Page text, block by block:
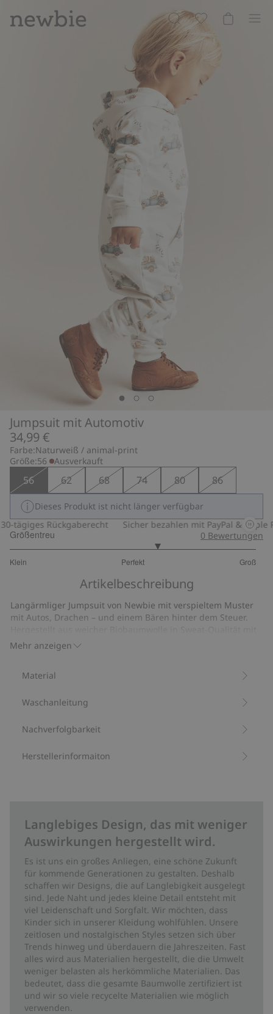
Jumpsuit mit Automotiv
34,99 €
Farbe:Naturweiß / animal-print
Größe:56 Ausverkauft
56 62 68 74 80 86
Dieses Produkt ist nicht länger verfügbar
tägiges Rückgaberecht
Sicher bezahlen mit PayPal & Apple
Größentreu
Klein Perfekt Groß
von
10
Bewertungen
0 Bewertungen
Artikelbeschreibung
Mehr anzeigen
Langärmliger Jumpsuit von Newbie mit verspieltem Muster
mit Autos, Drachen – und einem Bären hinter dem Steuer.
angerauter Innenseite. Mit Druckknöpfen und
Reißverschluss vorne, Kängurutasche und Kapuze mit
sorgen für eine bequeme Passform.
Artikelnummer:529826
Material
Waschanleitung
Nachverfolgbarkeit
Herstellerinformaiton
Langlebiges Design, das mit weniger
Auswirkungen hergestellt wird.
Es ist uns ein großes Anliegen, eine schöne Zukunft
für kommende Generationen zu gestalten. Deshalb
schaffen wir Designs, die auf Langlebigkeit ausgelegt
sind. Jede Naht und jedes kleine Detail entsteht mit
viel Leidenschaft und Sorgfalt. Wir möchten, dass
Kinder sich in unserer Kleidung wohlfühlen. Unsere
zeitlosen und nostalgischen Styles setzen sich über
Trends hinweg und überdauern die Jahreszeiten. Fast
alles wird aus Materialien hergestellt, die die Umwelt
weniger belasten als herkömmliche Materialien. Das
bedeutet, dass die gesamte Baumwolle zertifiziert ist
und wir so viele recycelte Materialien wie möglich
verwenden.